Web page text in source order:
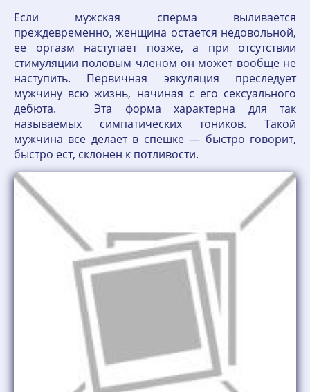
Если мужская сперма выливается
преждевременно, женщина остается недовольной,
ее оргазм наступает позже, а при отсутствии
стимуляции половым членом он может вообще не
наступить. Первичная эякуляция преследует
мужчину всю жизнь, начиная с его сексуального
дебюта. Эта форма характерна для так
называемых симпатических тоников. Такой
мужчина все делает в спешке — быстро говорит,
быстро ест, склонен к потливости.